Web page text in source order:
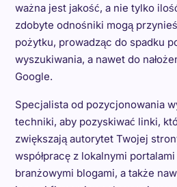
ważna jest jakość, a nie tylko
zdobyte odnośniki mogą
pożytku, prowadząc do spadku
wyszukiwania, a nawet do
Google.
Specjalista od pozycjonowania
techniki, aby pozyskiwać linki,
zwiększają autorytet Twojej
współpracę z lokalnymi
branżowymi blogami, a także